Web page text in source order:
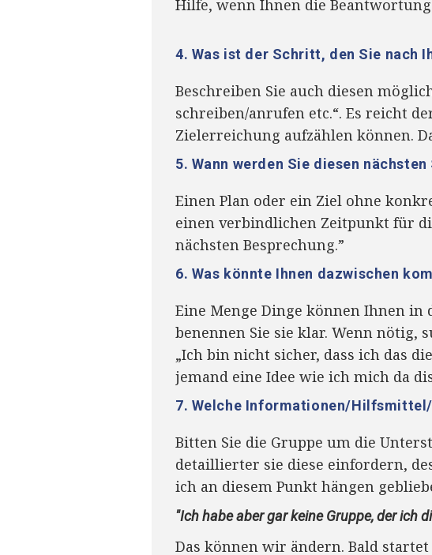
Hilfe, wenn Ihnen die
4. Was ist der Schritt, den Sie nach
Beschreiben Sie auch diesen
schreiben/anrufen etc.“. Es reicht
Zielerreichung aufzählen können.
5. Wann werden Sie diesen
Einen Plan oder ein Ziel ohne
einen verbindlichen Zeitpunkt für
nächsten Besprechung.”
6. Was könnte Ihnen dazwischen
Eine Menge Dinge können Ihnen in
benennen Sie sie klar. Wenn nötig,
„Ich bin nicht sicher, dass ich das
jemand eine Idee wie ich mich da
7. Welche Informationen/
Bitten Sie die Gruppe um die
detaillierter sie diese einfordern,
ich an diesem Punkt hängen
"Ich habe aber gar keine Gruppe, der ich
Das können wir ändern. Bald